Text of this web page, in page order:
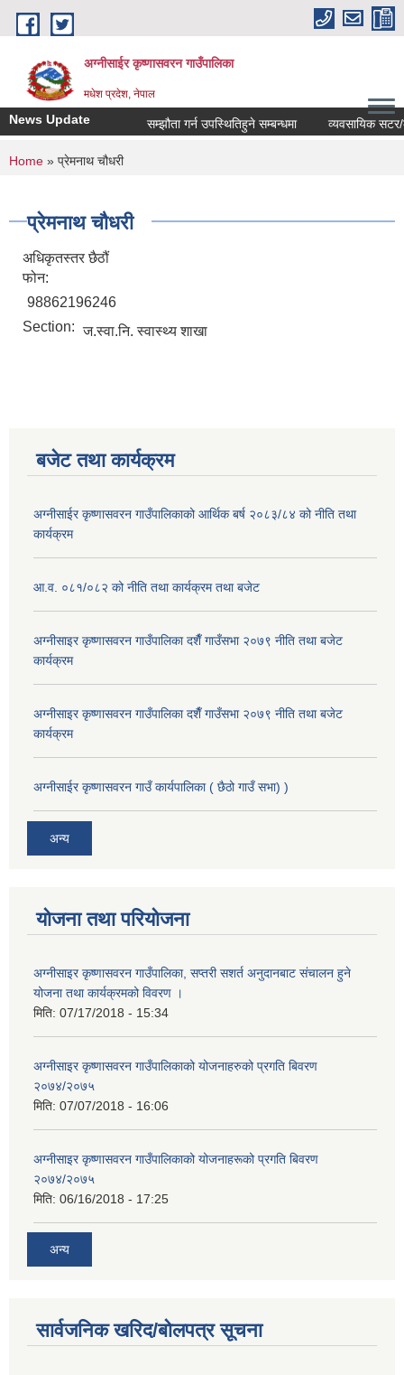
Skip to main content
अग्नीसाईर कृष्णासवरन गाउँपालिका
मधेश प्रदेश, नेपाल
News Update सम्झौता गर्न उपस्थितिहुने सम्बन्धमा व्यवसायिक सटर/
You are here
Home » प्रेमनाथ चौधरी
प्रेमनाथ चौधरी
अधिकृतस्तर छैठौं
फोन:
98862196246
Section: ज.स्वा.नि. स्वास्थ्य शाखा
बजेट तथा कार्यक्रम
अग्नीसाईर कृष्णासवरन गाउँपालिकाको आर्थिक बर्ष २०८३/८४ को नीति तथा
कार्यक्रम
आ.व. ०८१/०८२ को नीति तथा कार्यक्रम तथा बजेट
अग्नीसाइर कृष्णासवरन गाउँपालिका दशैँ गाउँसभा २०७९ नीति तथा बजेट
कार्यक्रम
अग्नीसाइर कृष्णासवरन गाउँपालिका दशैँ गाउँसभा २०७९ नीति तथा बजेट
कार्यक्रम
अग्नीसाईर कृष्णासवरन गाउँ कार्यपालिका ( छैठो गाउँ सभा) )
अन्य
योजना तथा परियोजना
अग्नीसाइर कृष्णासवरन गाउँपालिका, सप्तरी सशर्त अनुदानबाट संचालन हुने
योजना तथा कार्यक्रमको विवरण ।
मिति: 07/17/2018 - 15:34
अग्नीसाइर कृष्णासवरन गाउँपालिकाको योजनाहरुको प्रगति बिवरण
२०७४/२०७५
मिति: 07/07/2018 - 16:06
अग्नीसाइर कृष्णासवरन गाउँपालिकाको योजनाहरूको प्रगति बिवरण
२०७४/२०७५
मिति: 06/16/2018 - 17:25
अन्य
सार्वजनिक खरिद/बोलपत्र सूचना